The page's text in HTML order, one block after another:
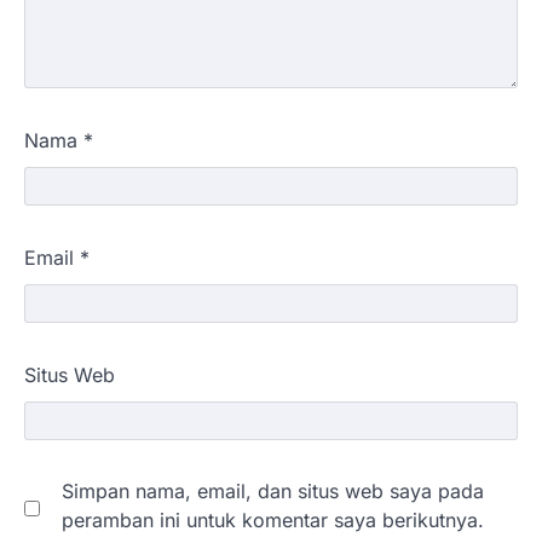
Nama *
Email *
Situs Web
Simpan nama, email, dan situs web saya pada
peramban ini untuk komentar saya berikutnya.